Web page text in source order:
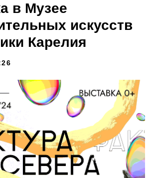
в Музее
искусств
Карелия